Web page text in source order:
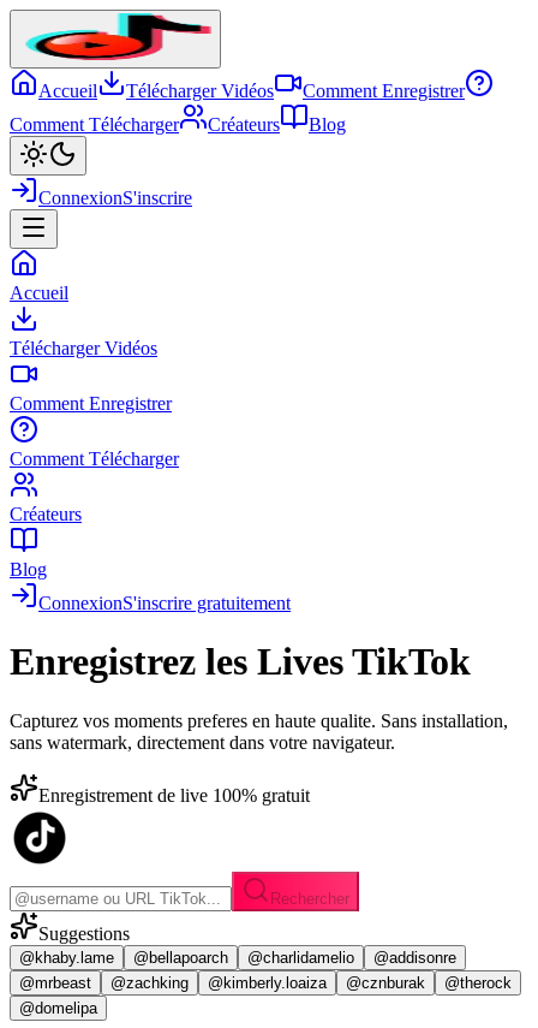
Accueil Télécharger Vidéos
Comment Enregistrer
Comment Télécharger
Créateurs Blog
ConnexionS'inscrire
Accueil
Télécharger Vidéos
Comment Enregistrer
Comment Télécharger
Créateurs
Blog
ConnexionS'inscrire gratuitement
Enregistrez les Lives TikTok
Capturez vos moments preferes en haute qualite. Sans installation,
sans watermark, directement dans votre navigateur.
Enregistrement de live 100% gratuit
Rechercher
Suggestions
@khaby.lame @bellapoarch @charlidamelio
@addisonre
@mrbeast
@zachking @kimberly.loaiza @cznburak
@therock
@domelipa